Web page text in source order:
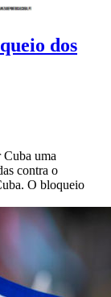
dos
Cuba uma
contra o
O bloqueio